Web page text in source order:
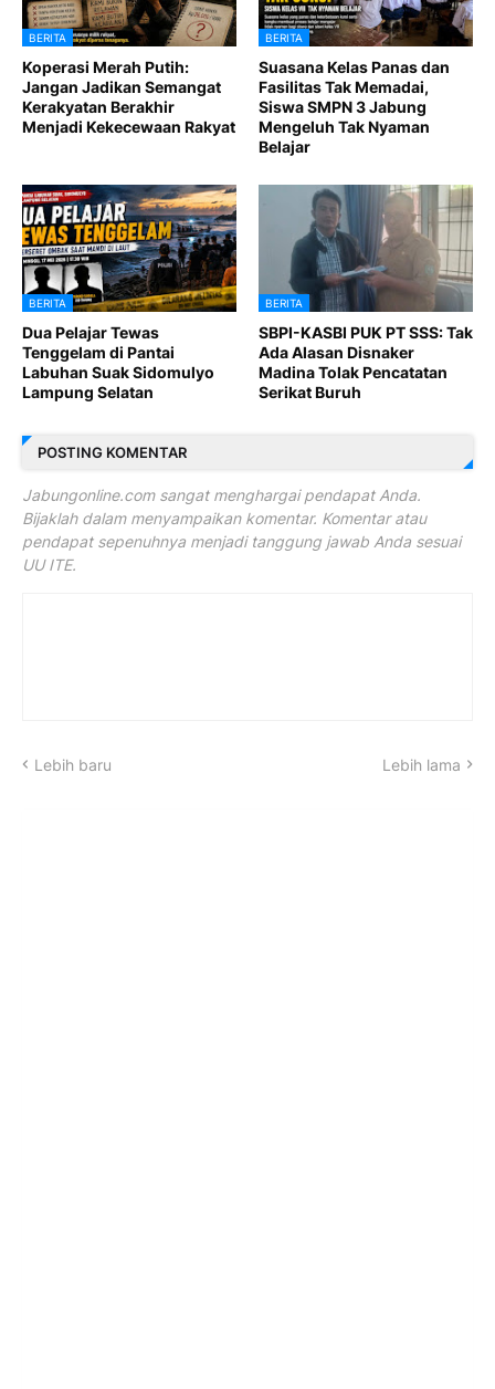
BERITA
Koperasi Merah Putih:
Jangan Jadikan Semangat
Kerakyatan Berakhir
Menjadi Kekecewaan Rakyat
BERITA
Suasana Kelas Panas dan
Fasilitas Tak Memadai,
Siswa SMPN 3 Jabung
Mengeluh Tak Nyaman
Belajar
BERITA
Dua Pelajar Tewas
Tenggelam di Pantai
Labuhan Suak Sidomulyo
Lampung Selatan
BERITA
SBPI-KASBI PUK PT SSS: Tak
Ada Alasan Disnaker
Madina Tolak Pencatatan
Serikat Buruh
POSTING KOMENTAR
Jabungonline.com sangat menghargai pendapat Anda.
Bijaklah dalam menyampaikan komentar. Komentar atau
pendapat sepenuhnya menjadi tanggung jawab Anda sesuai
UU ITE.
Lebih baru Lebih lama